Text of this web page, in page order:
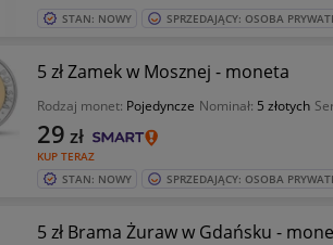
STAN: NOWY SPRZEDAJĄCY: OSOBA
5 zł Zamek w Mosznej - moneta
Rodzaj monet: Pojedyncze Nominał: 5 złotych
KUP TERAZ
29 zł
STAN: NOWY SPRZEDAJĄCY: OSOBA
5 zł Brama Żuraw w Gdańsku -